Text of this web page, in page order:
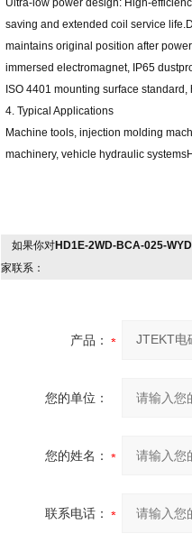
Ultra-low power design: High-
saving and extended coil service
maintains original position after
immersed electromagnet, IP65
ISO 4401 mounting surface
4. Typical Applications
Machine tools, injection molding
machinery, vehicle hydraulic
如果你对HD1E-2WD-BCA-025-
家联系：
产品：
您的单位：
您的姓名：
联系电话：